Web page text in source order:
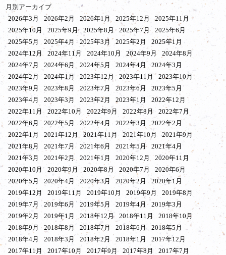
月別アーカイブ
2026年3月
2026年2月 2026年1月 2025年12月
2025年11月
2025年10月
2025年9月 2025年8月 2025年7月
2025年6月
2025年5月
2025年4月 2025年3月 2025年2月
2025年1月
2024年12月
2024年11月 2024年10月 2024年9月
2024年8月
2024年7月
2024年6月 2024年5月 2024年4月
2024年3月
2024年2月
2024年1月 2023年12月 2023年11月
2023年10月
2023年9月
2023年8月 2023年7月 2023年6月
2023年5月
2023年4月
2023年3月 2023年2月 2023年1月
2022年12月
2022年11月
2022年10月 2022年9月 2022年8月
2022年7月
2022年6月
2022年5月 2022年4月 2022年3月
2022年2月
2022年1月
2021年12月 2021年11月 2021年10月
2021年9月
2021年8月
2021年7月 2021年6月 2021年5月
2021年4月
2021年3月
2021年2月 2021年1月 2020年12月
2020年11月
2020年10月
2020年9月 2020年8月 2020年7月
2020年6月
2020年5月
2020年4月 2020年3月 2020年2月
2020年1月
2019年12月
2019年11月 2019年10月 2019年9月
2019年8月
2019年7月
2019年6月 2019年5月 2019年4月
2019年3月
2019年2月
2019年1月 2018年12月 2018年11月
2018年10月
2018年9月
2018年8月 2018年7月 2018年6月
2018年5月
2018年4月
2018年3月 2018年2月 2018年1月
2017年12月
2017年11月
2017年10月 2017年9月 2017年8月
2017年7月